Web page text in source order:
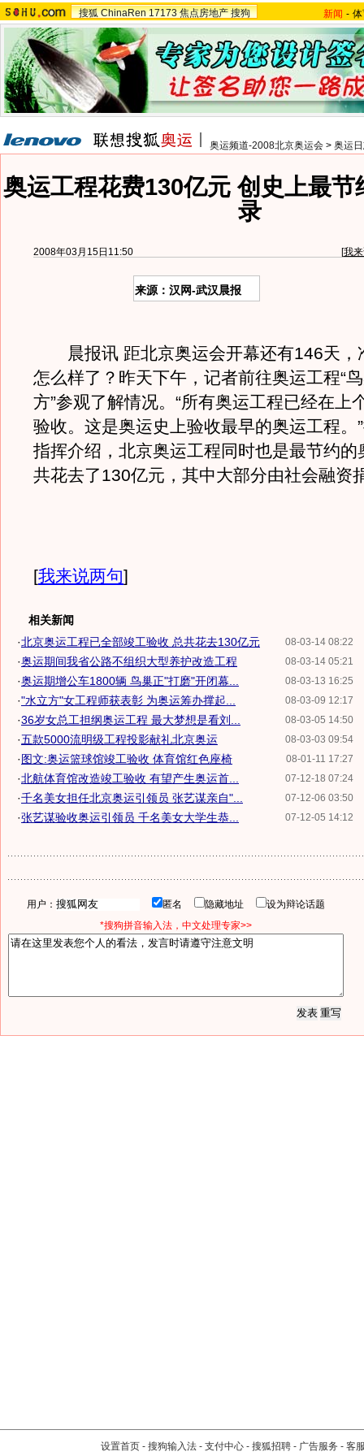
搜狐 ChinaRen 17173 焦点房地产 搜狗 新闻 -
奥运频道-2008北京奥运会 > 奥运
奥运工程花费130亿元 创史上最节
录
2008年03月15日11:50 [我
来源：汉网-武汉晨报
晨报讯 距北京奥运会开幕还有146天，
怎么样了？昨天下午，记者前往奥运工程“鸟
方”参观了解情况。“所有奥运工程已经在上
验收。这是奥运史上验收最早的奥运工程。
指挥介绍，北京奥运工程同时也是最节约的
共花去了130亿元，其中大部分由社会融资
[我来说两句]
相关新闻
08-03-14 08:22
·北京奥运工程已全部竣工验收 总共花去130亿元
08-03-14 05:21
·奥运期间我省公路不组织大型养护改造工程
08-03-13 16:25
·奥运期增公车1800辆 鸟巢正"打磨"开闭幕...
08-03-09 12:17
·"水立方"女工程师获表彰 为奥运筹办撑起...
08-03-05 14:50
·36岁女总工担纲奥运工程 最大梦想是看刘...
08-03-03 09:54
·五款5000流明级工程投影献礼北京奥运
08-01-11 17:27
·图文:奥运篮球馆竣工验收 体育馆红色座椅
07-12-18 07:24
·北航体育馆改造竣工验收 有望产生奥运首...
07-12-06 03:50
·千名美女担任北京奥运引领员 张艺谋亲自"...
07-12-05 14:12
·张艺谋验收奥运引领员 千名美女大学生恭...
用户： 匿名 隐藏地址
设为辩论话题
*搜狗拼音输入法，中文处理专家>>
设置首页 - 搜狗输入法 - 支付中心 - 搜狐招聘 - 广告服务 - 客